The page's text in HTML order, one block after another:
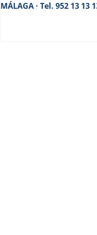
MÁLAGA · Tel. 952 13 13